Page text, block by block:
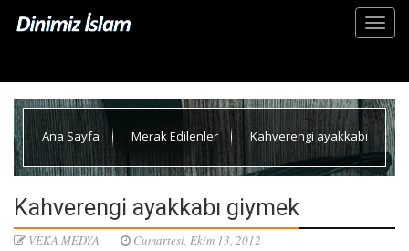
Ana Sayfa Merak Edilenler Kahverengi ayakkabı
Kahverengi ayakkabı giymek
VEKA MEDYA Cumartesi, Ekim 13, 2012